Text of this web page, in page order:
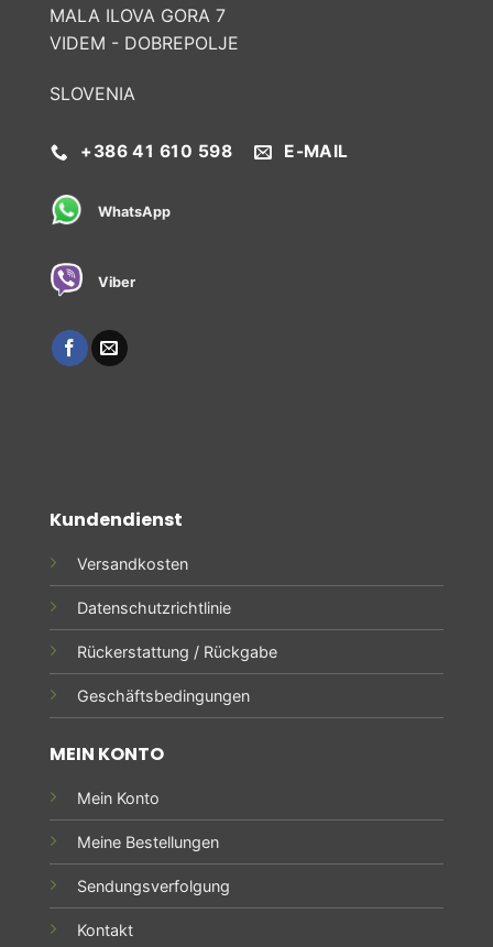
MALA ILOVA GORA 7
VIDEM - DOBREPOLJE
SLOVENIA
+386 41 610 598 E-MAIL
WhatsApp
Viber
Kundendienst
Versandkosten
Datenschutzrichtlinie
Rückerstattung / Rückgabe
Geschäftsbedingungen
MEIN KONTO
Mein Konto
Meine Bestellungen
Sendungsverfolgung
Kontakt